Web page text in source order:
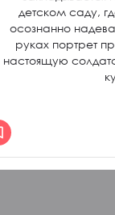
детском саду,
осознанно
руках портрет
настоящую